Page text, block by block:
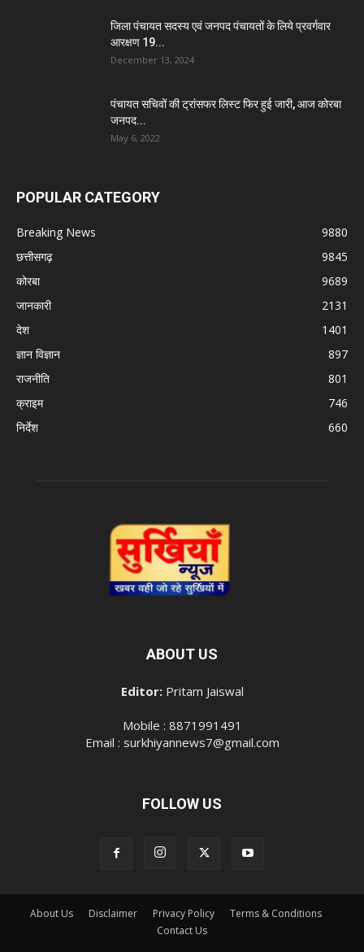
जिला पंचायत सदस्य एवं जनपद पंचायतों के लिये प्रवर्गवार
आरक्षण 19...
December 13, 2024
पंचायत सचिवों की ट्रांसफर लिस्ट फिर हुई जारी, आज कोरबा
जनपद...
May 6, 2022
POPULAR CATEGORY
Breaking News
9880
छत्तीसगढ़
9845
कोरबा
9689
जानकारी
2131
देश
1401
ज्ञान विज्ञान
897
राजनीति
801
क्राइम
746
निर्देश
660
ABOUT US
Editor:Pritam Jaiswal
Mobile : 8871991491
Email : surkhiyannews7@gmail.com
FOLLOW US
About Us Disclaimer Privacy Policy
Terms & Conditions
Contact Us